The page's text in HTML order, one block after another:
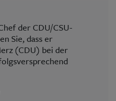
der CDU/CSU-
Sie, dass er
(CDU) bei der